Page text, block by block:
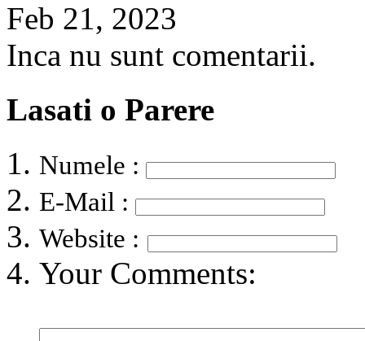
Feb 21, 2023
Inca nu sunt comentarii.
Lasati o Parere
Numele :
E-Mail :
Website :
Your Comments: